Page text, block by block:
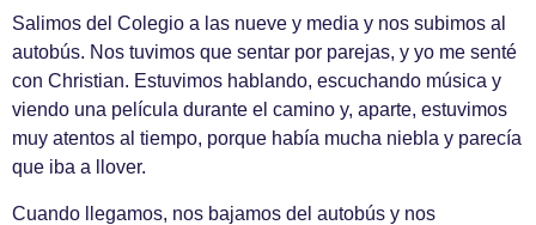
Salimos del Colegio a las nueve y media y nos subimos al
autobús. Nos tuvimos que sentar por parejas, y yo me senté
con Christian. Estuvimos hablando, escuchando música y
viendo una película durante el camino y, aparte, estuvimos
muy atentos al tiempo, porque había mucha niebla y parecía
que iba a llover.
Cuando llegamos, nos bajamos del autobús y nos